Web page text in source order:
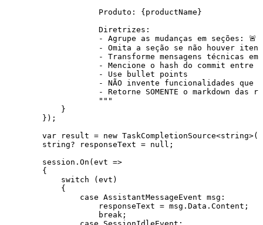
                    Produto:
{ productName }
                    Diretrizes:
- Agrupe as mudanças em seções: 🚨
                    - Omita a seção se não houver itens
- Transforme mensagens técnicas
- Mencione o hash do commit entre
                    - Use bullet points
- NÃO invente funcionalidades que
- Retorne SOMENTE o markdown das
                    """
            }
        });
        var
result = new TaskCompletionSource<string
        string
? responseText = null ;
        session
. On (evt =>
        {
            switch
(evt)
            {
                case
AssistantMessageEvent msg :
                    responseText
= msg . Data . Content ;
                    break
;